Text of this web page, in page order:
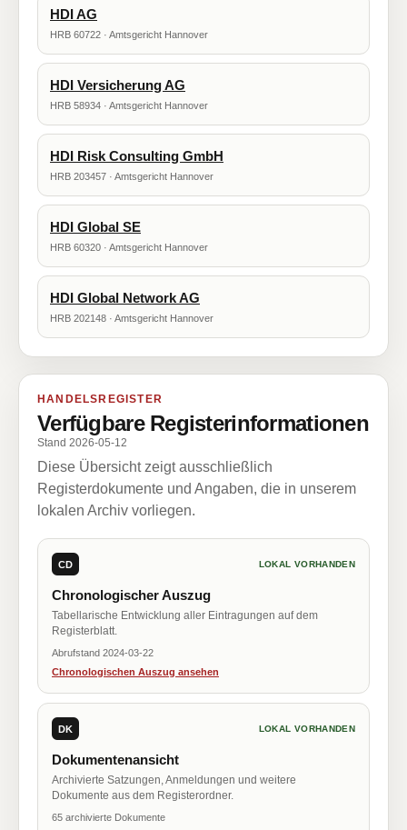
HDI AG
HRB 60722 · Amtsgericht Hannover
HDI Versicherung AG
HRB 58934 · Amtsgericht Hannover
HDI Risk Consulting GmbH
HRB 203457 · Amtsgericht Hannover
HDI Global SE
HRB 60320 · Amtsgericht Hannover
HDI Global Network AG
HRB 202148 · Amtsgericht Hannover
HANDELSREGISTER
Verfügbare Registerinformationen
Stand 2026-05-12
Diese Übersicht zeigt ausschließlich
Registerdokumente und Angaben, die in unserem
lokalen Archiv vorliegen.
CD LOKAL VORHANDEN
Chronologischer Auszug
Tabellarische Entwicklung aller Eintragungen auf dem
Registerblatt.
Abrufstand 2024-03-22
Chronologischen Auszug ansehen
DK LOKAL VORHANDEN
Dokumentenansicht
Archivierte Satzungen, Anmeldungen und weitere
Dokumente aus dem Registerordner.
65 archivierte Dokumente